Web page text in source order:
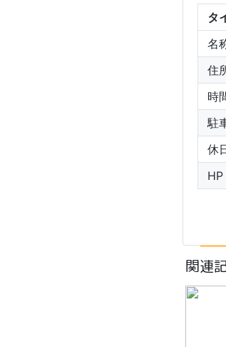
タ
名
住
時
駐
休
HP
関連